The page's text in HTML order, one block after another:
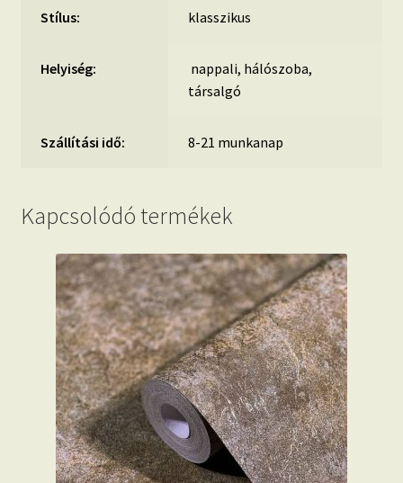
Stílus: klasszikus
Helyiség:
nappali, hálószoba,
társalgó
Szállítási idő: 8-21 munkanap
Kapcsolódó termékek